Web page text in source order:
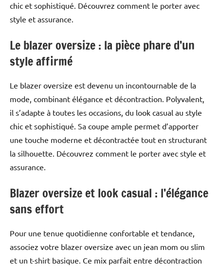
chic et sophistiqué. Découvrez comment le porter avec
style et assurance.
Le blazer oversize : la pièce phare d’un
style affirmé
Le blazer oversize est devenu un incontournable de la
mode, combinant élégance et décontraction. Polyvalent,
il s’adapte à toutes les occasions, du look casual au style
chic et sophistiqué. Sa coupe ample permet d’apporter
une touche moderne et décontractée tout en structurant
la silhouette. Découvrez comment le porter avec style et
assurance.
Blazer oversize et look casual : l’élégance
sans effort
Pour une tenue quotidienne confortable et tendance,
associez votre blazer oversize avec un jean mom ou slim
et un t-shirt basique. Ce mix parfait entre décontraction